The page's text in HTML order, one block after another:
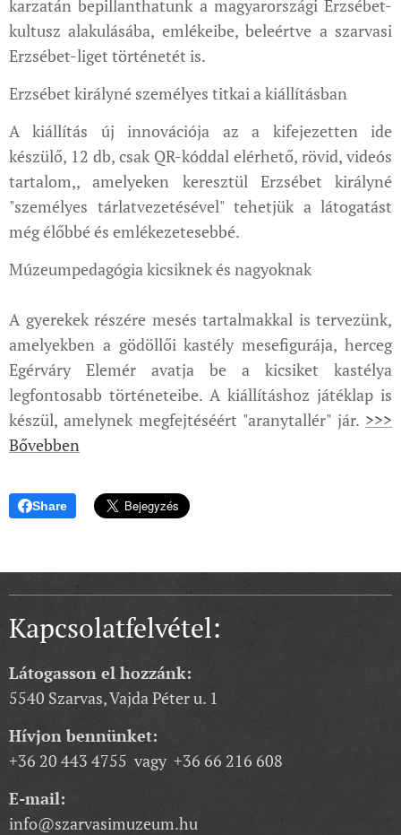
karzatán bepillanthatunk a magyarországi Erzsébet-
kultusz alakulásába, emlékeibe, beleértve a szarvasi
Erzsébet-liget történetét is.
Erzsébet királyné személyes titkai a kiállításban
A kiállítás új innovációja az a kifejezetten ide
készülő, 12 db, csak QR-kóddal elérhető, rövid, videós
tartalom,, amelyeken keresztül Erzsébet királyné
"személyes tárlatvezetésével" tehetjük a látogatást
még élőbbé és emlékezetesebbé.
Múzeumpedagógia kicsiknek és nagyoknak
A gyerekek részére mesés tartalmakkal is tervezünk,
amelyekben a gödöllői kastély mesefigurája, herceg
Egérváry Elemér avatja be a kicsiket kastélya
legfontosabb történeteibe. A kiállításhoz játéklap is
készül, amelynek megfejtéséért "aranytallér" jár. >>>
Bővebben
Share
Kapcsolatfelvétel:
Látogasson el hozzánk:
5540 Szarvas, Vajda Péter u. 1
Hívjon bennünket:
+36 20 443 4755 vagy +36 66 216 608
E-mail:
info@szarvasimuzeum.hu